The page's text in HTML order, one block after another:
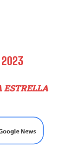
ESTRELLA